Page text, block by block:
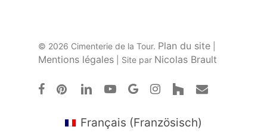
© 2026 Cimenterie de la Tour. Plan du site
Mentions légales | Site par Nicolas Brault
facebookpinterestlinkedinyoutubegoogle-instagramhouzzemail
Français (Französisch)